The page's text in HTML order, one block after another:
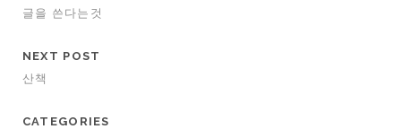
글을 쓴다는것
NEXT POST
산책
CATEGORIES